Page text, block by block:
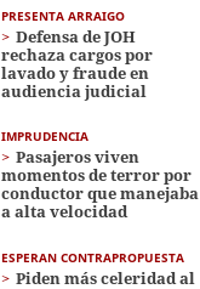
PRESENTA ARRAIGO
Defensa de JOH
rechaza cargos por
lavado y fraude en
audiencia judicial
IMPRUDENCIA
Pasajeros viven
momentos de terror por
conductor que manejaba
a alta velocidad
ESPERAN CONTRAPROPUESTA
Piden más celeridad al